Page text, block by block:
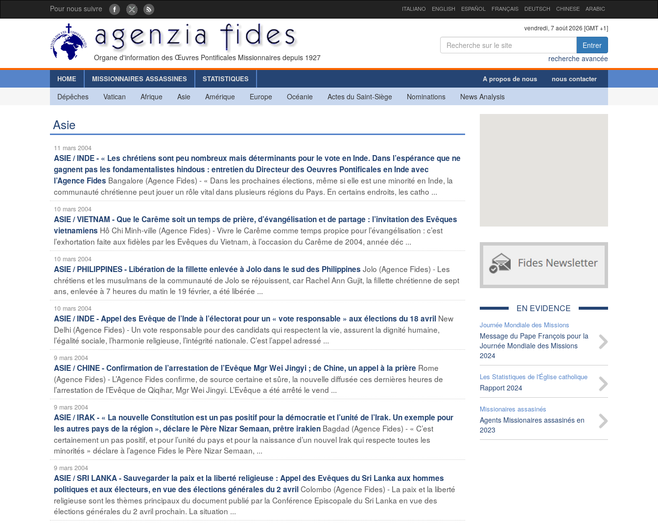
Pour nous suivre ITALIANO ENGLISH ESPAÑOL FRANÇAIS DEUTSCH CHINESE ARABIC
Organe d'information des Œuvres Pontificales Missionnaires depuis 1927
vendredi, 7 août 2026 [GMT +1]
Entrer
recherche avancée
HOME MISSIONNAIRES ASSASSINES STATISTIQUES A propos de nous nous contacter
Dépêches Vatican Afrique Asie Amérique Europe Océanie Actes du Saint-Siège Nominations News Analysis
Asie
11 mars 2004
ASIE / INDE - « Les chrétiens sont peu nombreux mais déterminants pour le vote en Inde. Dans l’espérance que ne
gagnent pas les fondamentalistes hindous : entretien du Directeur des Oeuvres Pontificales en Inde avec
l’Agence Fides Bangalore (Agence Fides) - « Dans les prochaines élections, même si elle est une minorité en Inde, la
communauté chrétienne peut jouer un rôle vital dans plusieurs régions du Pays. En certains endroits, les catho ...
10 mars 2004
ASIE / VIETNAM - Que le Carême soit un temps de prière, d’évangélisation et de partage : l’invitation des Evêques
vietnamiens Hô Chi Minh-ville (Agence Fides) - Vivre le Carême comme temps propice pour l’évangélisation : c’est
l’exhortation faite aux fidèles par les Evêques du Vietnam, à l’occasion du Carême de 2004, année déc ...
10 mars 2004
ASIE / PHILIPPINES - Libération de la fillette enlevée à Jolo dans le sud des Philippines Jolo (Agence Fides) - Les
chrétiens et les musulmans de la communauté de Jolo se réjouissent, car Rachel Ann Gujit, la fillette chrétienne de sept
ans, enlevée à 7 heures du matin le 19 février, a été libérée ...
10 mars 2004
ASIE / INDE - Appel des Evêque de l’Inde à l’électorat pour un « vote responsable » aux élections du 18 avril New
Delhi (Agence Fides) - Un vote responsable pour des candidats qui respectent la vie, assurent la dignité humaine,
l’égalité sociale, l’harmonie religieuse, l’intégrité nationale. C’est l’appel adressé ...
9 mars 2004
ASIE / CHINE - Confirmation de l’arrestation de l’Evêque Mgr Wei Jingyi ; de Chine, un appel à la prière Rome
(Agence Fides) - L’Agence Fides confirme, de source certaine et sûre, la nouvelle diffusée ces dernières heures de
l’arrestation de l’Evêque de Qiqihar, Mgr Wei Jingyi. L’Evêque a été arrêté le vend ...
9 mars 2004
ASIE / IRAK - « La nouvelle Constitution est un pas positif pour la démocratie et l’unité de l’Irak. Un exemple pour
les autres pays de la région », déclare le Père Nizar Semaan, prêtre irakien Bagdad (Agence Fides) - « C’est
certainement un pas positif, et pour l’unité du pays et pour la naissance d’un nouvel Irak qui respecte toutes les
minorités » déclare à l’agence Fides le Père Nizar Semaan, ...
9 mars 2004
ASIE / SRI LANKA - Sauvegarder la paix et la liberté religieuse : Appel des Evêques du Sri Lanka aux hommes
politiques et aux électeurs, en vue des élections générales du 2 avrilColombo (Agence Fides) - La paix et la liberté
religieuse sont les thèmes principaux du document publié par la Conférence Episcopale du Sri Lanka en vue des
élections générales du 2 avril prochain. La situation ...
EN EVIDENCE
Journée Mondiale des Missions
Message du Pape François pour la
Journée Mondiale des Missions
2024
Les Statistiques de l'Église catholique
Rapport 2024
Missionaires assasinés
Agents Missionaires assasinés en
2023